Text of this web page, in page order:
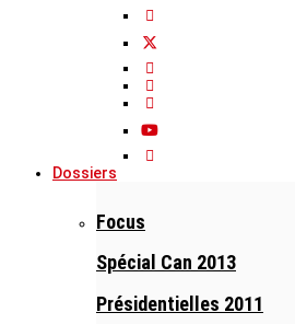
Dossiers
Focus
Spécial Can 2013
Présidentielles 2011